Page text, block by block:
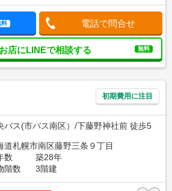
料 電話で問合せ
お店にLINEで相談する 無料
初期費用に注目
バス(市バス南区）/下藤野神社前 徒歩5
道札幌市南区藤野三条９丁目
数
築28年
階数
3階建